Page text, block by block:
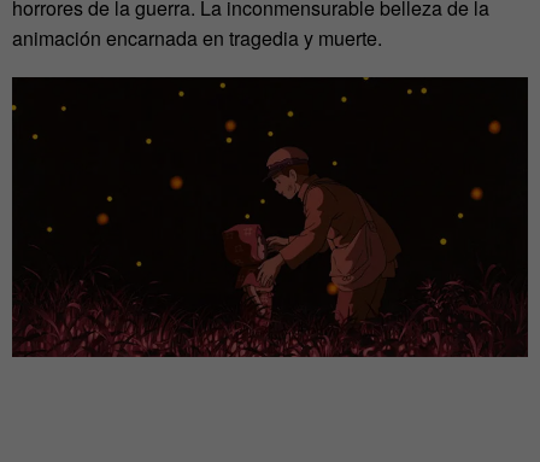
horrores de la guerra. La inconmensurable belleza de la
animación encarnada en tragedia y muerte.